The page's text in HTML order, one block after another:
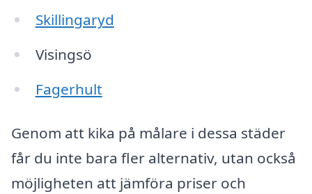
Skillingaryd
Visingsö
Fagerhult
Genom att kika på målare i dessa städer
får du inte bara fler alternativ, utan också
möjligheten att jämföra priser och